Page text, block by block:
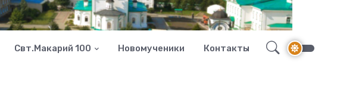
Свт.Макарий 100 Новомученики Контакты